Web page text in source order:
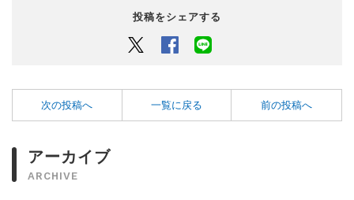
投稿をシェアする
Twitter Facebook
次の投稿へ 一覧に戻る 前の投稿へ
アーカイブ
ARCHIVE